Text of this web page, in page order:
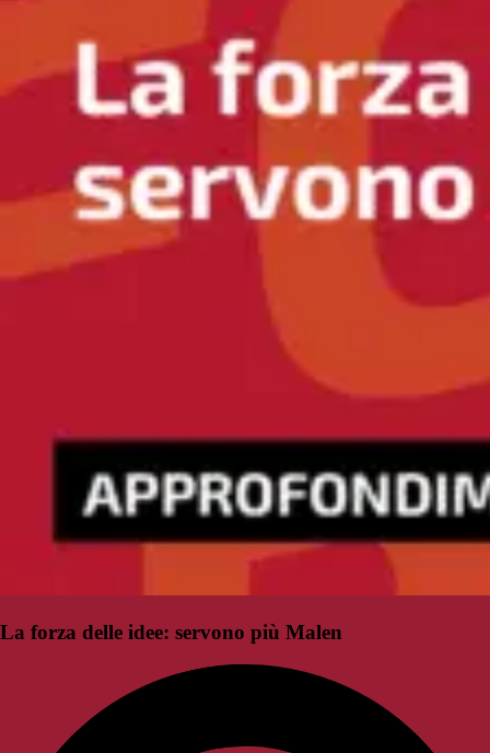
La forza delle idee: servono più Malen